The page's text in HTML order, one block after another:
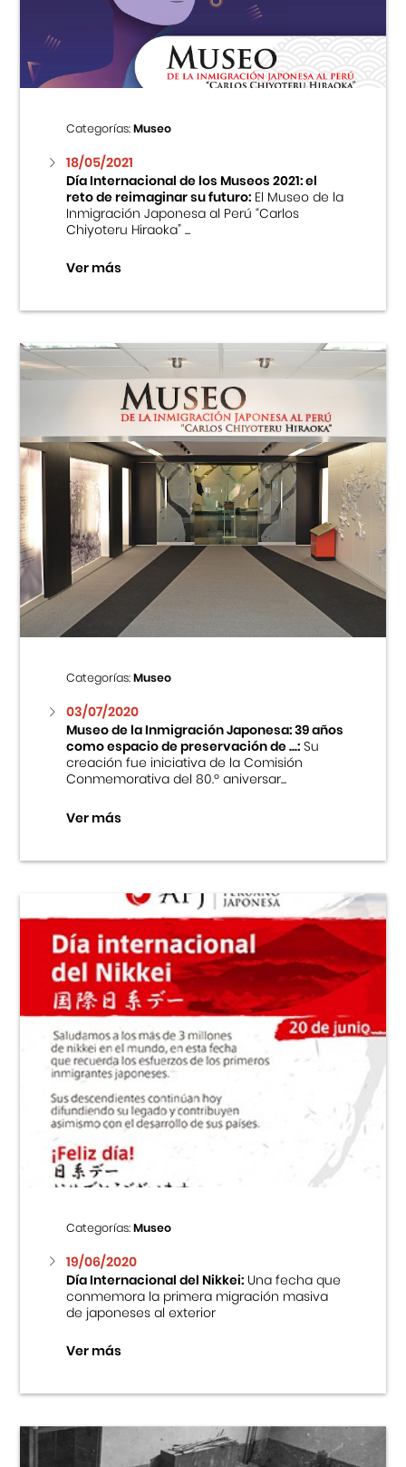
Centro Cultural Peruano Japonés
Cursos
Museo de la Inmigración Japonesa
Fondo Editorial
Teatro Peruano Japonés
Categorías:Museo
18/05/2021
Día Internacional de los Museos 2021: el
reto de reimaginar su futuro:El Museo de la
Inmigración Japonesa al Perú “Carlos
Chiyoteru Hiraoka” ...
Ver más
Categorías:Museo
03/07/2020
Museo de la Inmigración Japonesa: 39 años
como espacio de preservación de ...:Su
creación fue iniciativa de la Comisión
Conmemorativa del 80.º aniversar...
Ver más
Categorías:Museo
19/06/2020
Día Internacional del Nikkei:Una fecha que
conmemora la primera migración masiva
de japoneses al exterior
Ver más